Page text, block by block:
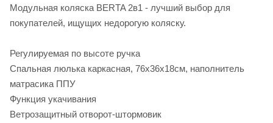
Модульная коляска BERTA 2в1 - лучший выбор для
покупателей, ищущих недорогую коляску.
Регулируемая по высоте ручка
Спальная люлька каркасная, 76х36х18см, наполнитель
матрасика ППУ
Функция укачивания
Ветрозащитный отворот-штормовик